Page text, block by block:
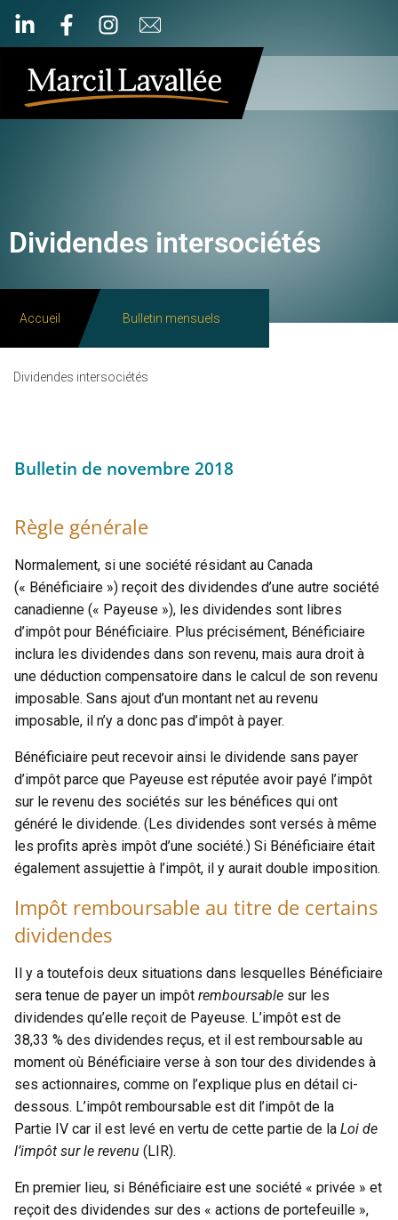
Dividendes intersociétés
Accueil Bulletin mensuels
Dividendes intersociétés
Bulletin de novembre 2018
Règle générale
Normalement, si une société résidant au Canada
(« Bénéficiaire ») reçoit des dividendes d’une autre société
canadienne (« Payeuse »), les dividendes sont libres
d’impôt pour Bénéficiaire. Plus précisément, Bénéficiaire
inclura les dividendes dans son revenu, mais aura droit à
une déduction compensatoire dans le calcul de son revenu
imposable. Sans ajout d’un montant net au revenu
imposable, il n’y a donc pas d’impôt à payer.
Bénéficiaire peut recevoir ainsi le dividende sans payer
d’impôt parce que Payeuse est réputée avoir payé l’impôt
sur le revenu des sociétés sur les bénéfices qui ont
généré le dividende. (Les dividendes sont versés à même
les profits après impôt d’une société.) Si Bénéficiaire était
également assujettie à l’impôt, il y aurait double imposition.
Impôt remboursable au titre de certains
dividendes
Il y a toutefois deux situations dans lesquelles Bénéficiaire
sera tenue de payer un impôt remboursable sur les
dividendes qu’elle reçoit de Payeuse. L’impôt est de
38,33 % des dividendes reçus, et il est remboursable au
moment où Bénéficiaire verse à son tour des dividendes à
ses actionnaires, comme on l’explique plus en détail ci-
dessous. L’impôt remboursable est dit l’impôt de la
Partie IV car il est levé en vertu de cette partie de la Loi de
l’impôt sur le revenu (LIR).
En premier lieu, si Bénéficiaire est une société « privée » et
reçoit des dividendes sur des « actions de portefeuille »,